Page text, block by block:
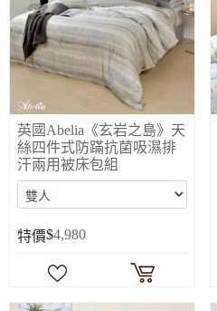
英國Abelia《玄岩之島》天
絲四件式防蹣抗菌吸濕排
汗兩用被床包組
特價$4,980